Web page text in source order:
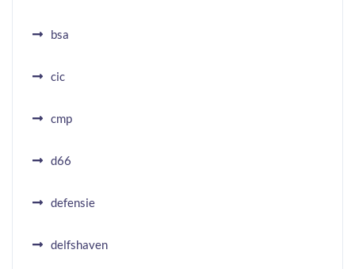
bsa
cic
cmp
d66
defensie
delfshaven